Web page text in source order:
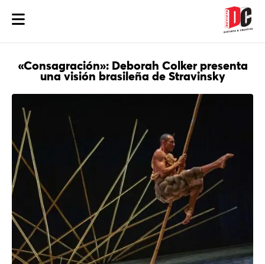
«Consagración»: Deborah Colker presenta
una visión brasileña de Stravinsky